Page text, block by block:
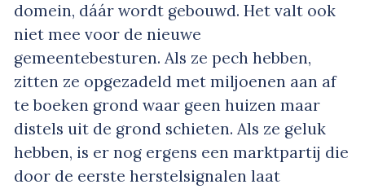
domein, dáár wordt gebouwd. Het valt ook
niet mee voor de nieuwe
gemeentebesturen. Als ze pech hebben,
zitten ze opgezadeld met miljoenen aan af
te boeken grond waar geen huizen maar
distels uit de grond schieten. Als ze geluk
hebben, is er nog ergens een marktpartij die
door de eerste herstelsignalen laat